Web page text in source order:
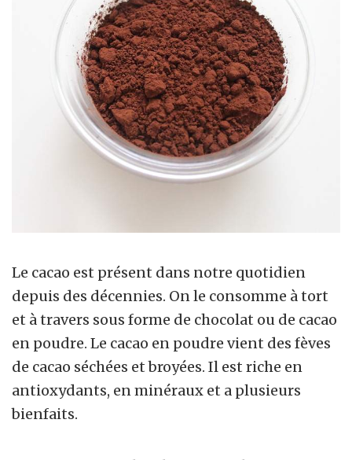
Le cacao est présent dans notre quotidien
depuis des décennies. On le consomme à tort
et à travers sous forme de chocolat ou de cacao
en poudre. Le cacao en poudre vient des fèves
de cacao séchées et broyées. Il est riche en
antioxydants, en minéraux et a plusieurs
bienfaits.